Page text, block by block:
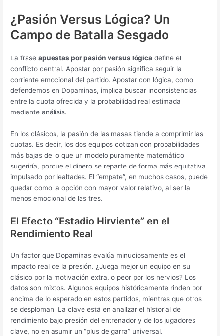
¿Pasión Versus Lógica? Un
Campo de Batalla Sesgado
La fraseapuestas por pasión versus lógica define el
conflicto central. Apostar por pasión significa seguir la
corriente emocional del partido. Apostar con lógica, como
defendemos en Dopaminas, implica buscar inconsistencias
entre la cuota ofrecida y la probabilidad real estimada
mediante análisis.
En los clásicos, la pasión de las masas tiende a comprimir las
cuotas. Es decir, los dos equipos cotizan con probabilidades
más bajas de lo que un modelo puramente matemático
sugeriría, porque el dinero se reparte de forma más equitativa
impulsado por lealtades. El “empate”, en muchos casos, puede
quedar como la opción con mayor valor relativo, al ser la
menos emocional de las tres.
El Efecto “Estadio Hirviente” en el
Rendimiento Real
Un factor que Dopaminas evalúa minuciosamente es el
impacto real de la presión. ¿Juega mejor un equipo en su
clásico por la motivación extra, o peor por los nervios? Los
datos son mixtos. Algunos equipos históricamente rinden por
encima de lo esperado en estos partidos, mientras que otros
se desploman. La clave está en analizar el historial de
rendimiento bajo presión del entrenador y de los jugadores
clave, no en asumir un “plus de garra” universal.